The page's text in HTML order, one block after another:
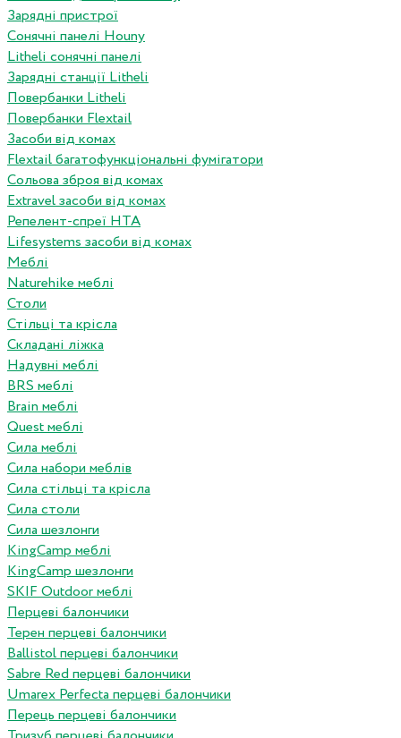
Зарядні пристрої
Сонячні панелі Houny
Litheli сонячні панелі
Зарядні станції Litheli
Повербанки Litheli
Повербанки Flextail
Засоби від комах
Flextail багатофункціональні фумігатори
Сольова зброя від комах
Extravel засоби від комах
Репелент-спреї HTA
Lifesystems засоби від комах
Меблі
Naturehike меблі
Столи
Стільці та крісла
Складані ліжка
Надувні меблі
BRS меблі
Brain меблі
Quest меблі
Сила меблі
Сила набори меблів
Сила стільці та крісла
Сила столи
Сила шезлонги
KingCamp меблі
KingCamp шезлонги
SKIF Outdoor меблі
Перцеві балончики
Терен перцеві балончики
Ballistol перцеві балончики
Sabre Red перцеві балончики
Umarex Perfecta перцеві балончики
Перець перцеві балончики